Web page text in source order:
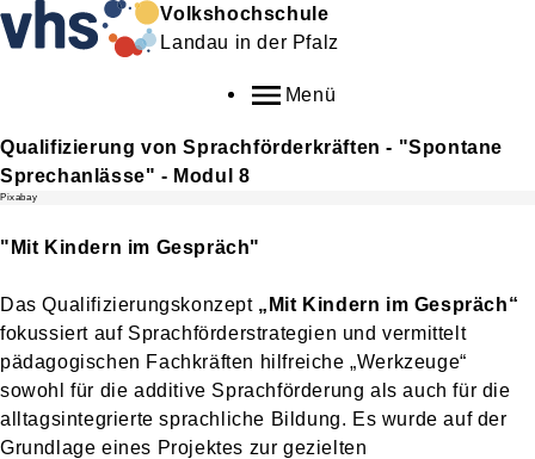
Volkshochschule
Landau in der Pfalz
Menü
Qualifizierung von Sprachförderkräften - "Spontane
Sprechanlässe" - Modul 8
Pixabay
"Mit Kindern im Gespräch"
Das Qualifizierungskonzept „Mit Kindern im Gespräch“
fokussiert auf Sprachförderstrategien und vermittelt
pädagogischen Fachkräften hilfreiche „Werkzeuge“
sowohl für die additive Sprachförderung als auch für die
alltagsintegrierte sprachliche Bildung. Es wurde auf der
Grundlage eines Projektes zur gezielten